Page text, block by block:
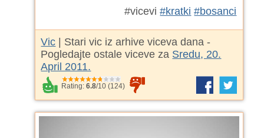
#vicevi#kratki #bosanci
Vic | Stari vic iz arhive viceva dana -
Pogledajte ostale viceve za Sredu, 20.
April 2011.
Rating:6.8/10 (124)